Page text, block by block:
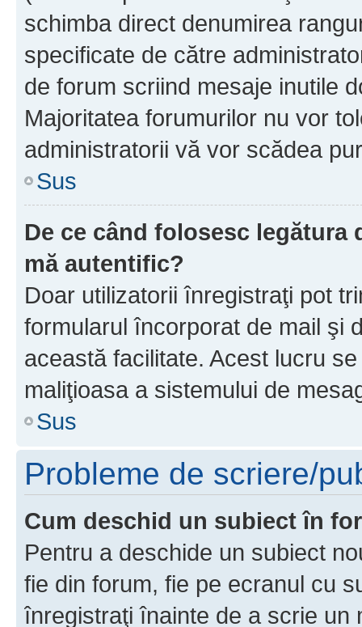
schimba direct denumirea
specificate de către
de forum scriind mesaje inutile
Majoritatea forumurilor nu vor
administratorii vă vor scădea
Sus
De ce când folosesc
mă autentific?
Doar utilizatorii înregistraţi pot
formularul încorporat de mail şi
această facilitate. Acest lucru
maliţioasa a sistemului de
Sus
Probleme de scriere/
Cum deschid un subiect în
Pentru a deschide un subiect
fie din forum, fie pe ecranul cu
înregistraţi înainte de a scrie un